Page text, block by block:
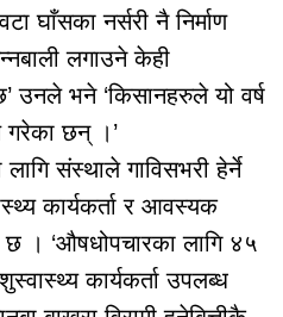
घाँसका नर्सरी नै निर्माण
लगाउने केही
उनले भने ‘किसानहरुले यो वर्ष
गरेका छन् ।’
संस्थाले गाविसभरी हेर्ने
कार्यकर्ता र आवस्यक
। ‘औषधोपचारका लागि ४५
कार्यकर्ता उपलब्ध